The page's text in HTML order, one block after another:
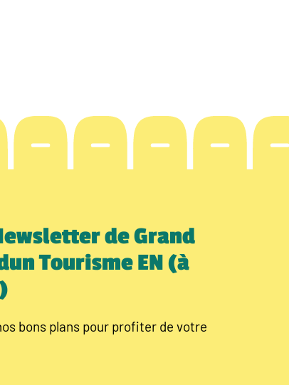
de Grand
Tourisme EN (à
bons plans pour profiter de votre